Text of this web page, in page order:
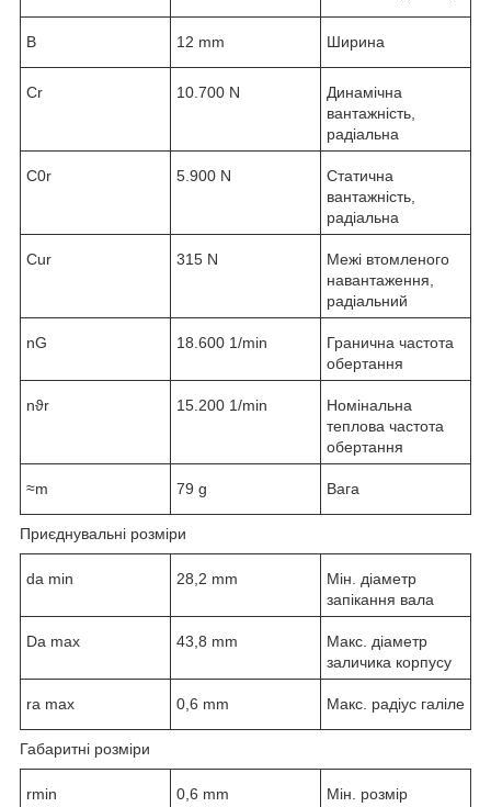
B 12 mm Ширина
Cr 10.700 N
Динамічна
вантажність,
радіальна
C0r 5.900 N
Статична
вантажність,
радіальна
Cur 315 N
Межі втомленого
навантаження,
радіальний
nG 18.600 1/min
Гранична частота
обертання
nϑr 15.200 1/min
Номінальна
теплова частота
обертання
≈m 79 g Вага
Приєднувальні розміри
da min 28,2 mm
Мін. діаметр
запікання вала
Da max 43,8 mm
Макс. діаметр
заличика корпусу
ra max 0,6 mm Макс. радіус галіле
Габаритні розміри
rmin 0,6 mm
Мін. розмір